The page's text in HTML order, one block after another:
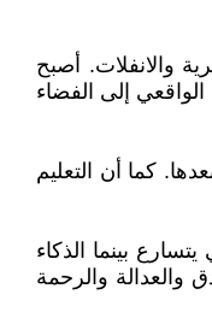
والانفلات. أصبح
إلى الفضاء
كما أن التعليم
بينما الذكاء
والعدالة والرحمة